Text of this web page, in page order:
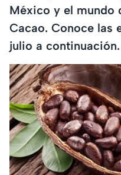
México y el mundo
Cacao. Conoce las
julio a continuación.